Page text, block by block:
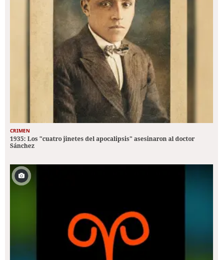
CRIMEN
1935: Los "cuatro jinetes del apocalipsis" asesinaron al doctor
Sánchez